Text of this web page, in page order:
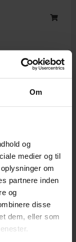
Om
og
medier og til
om
partnere inden
og
disse
dem, eller som